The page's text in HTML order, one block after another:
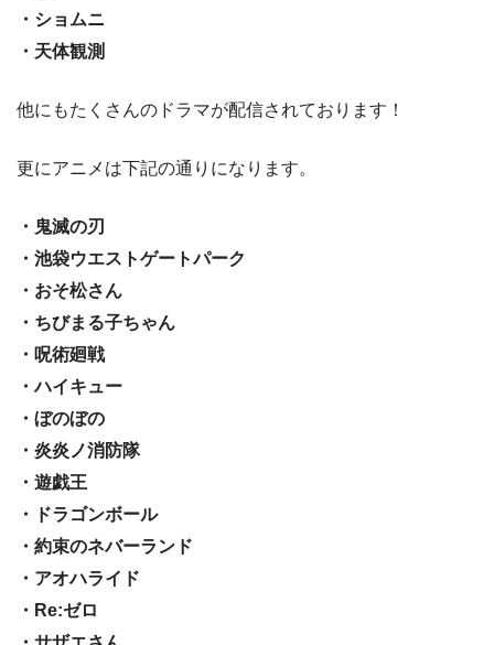
・ショムニ
・天体観測
他にもたくさんのドラマが配信されております！
更にアニメは下記の通りになります。
・鬼滅の刃
・池袋ウエストゲートパーク
・おそ松さん
・ちびまる子ちゃん
・呪術廻戦
・ハイキュー
・ぼのぼの
・炎炎ノ消防隊
・遊戯王
・ドラゴンボール
・約束のネバーランド
・アオハライド
・Re:ゼロ